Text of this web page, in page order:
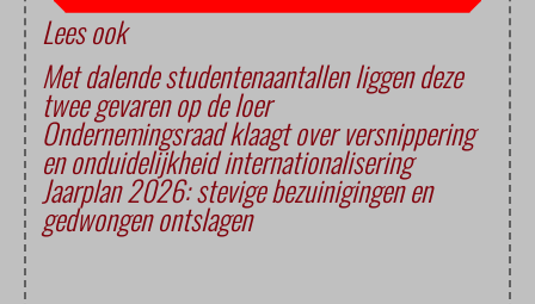
Lees ook
Met dalende studentenaantallen liggen deze
twee gevaren op de loer
Ondernemingsraad klaagt over versnippering
en onduidelijkheid internationalisering
Jaarplan 2026: stevige bezuinigingen en
gedwongen ontslagen